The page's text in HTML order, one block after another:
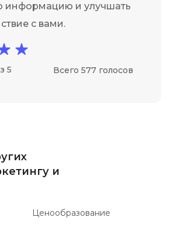
информацию и улучшать
с вами.
5 Всего 577 голосов
и
Ценообразование